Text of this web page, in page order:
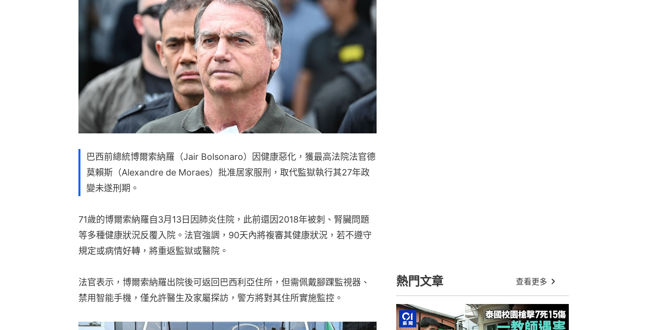
巴西前總統博爾索納羅（Jair Bolsonaro）因健康惡化，獲最高法院法官德
莫賴斯（Alexandre de Moraes）批准居家服刑，取代監獄執行其27年政
變未遂刑期。
71歲的博爾索納羅自3月13日因肺炎住院，此前還因2018年被刺、腎臟問題
等多種健康狀況反覆入院。法官強調，90天內將複審其健康狀況，若不遵守
規定或病情好轉，將重返監獄或醫院。
法官表示，博爾索納羅出院後可返回巴西利亞住所，但需佩戴腳踝監視器、
禁用智能手機，僅允許醫生及家屬探訪，警方將對其住所實施監控。
熱門文章 查看更多